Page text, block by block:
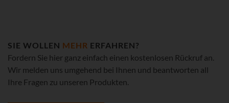
SIE WOLLEN MEHR ERFAHREN?
Fordern Sie hier ganz einfach einen kostenlosen Rückruf an.
Wir melden uns umgehend bei Ihnen und beantworten all
Ihre Fragen zu unseren Produkten.